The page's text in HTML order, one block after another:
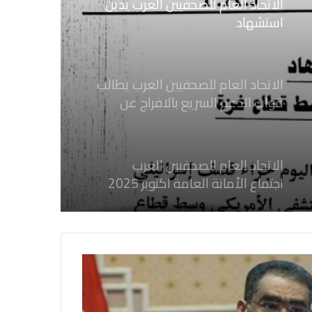
إسرائيلي وسط قطاع غزة
الاتحاد العام للصحفيين العرب يطالب
قوات الدعم السريع بالافراج عن
الصحفيين السودانيين المعتقلين لديها
فوراً
الاتحاد العام للصحفيين العرب
الاتحاد العام للصحفيين العرب يدين
بكل قوة جرائم الاحتلال الصهيوني فى
غزة والتي نتج عنها اغتيال خمسة
صحفيين فلسطينيين
الاتحاد العام للصحفيين العرب يدين
بكل قوة جريمة إغتيال الاحتلال